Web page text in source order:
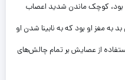
بود، کوچک ماندن شدید اعصاب
به مغز او بود که به نابینا شدن او
از عصایش بر تمام چالش‌های